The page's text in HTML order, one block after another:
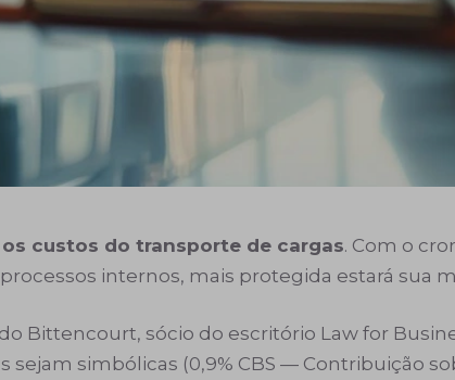
custos do transporte de cargas. Com o
internos, mais protegida estará sua
Bittencourt, sócio do escritório Law for
sejam simbólicas (0,9% CBS — Contribuição